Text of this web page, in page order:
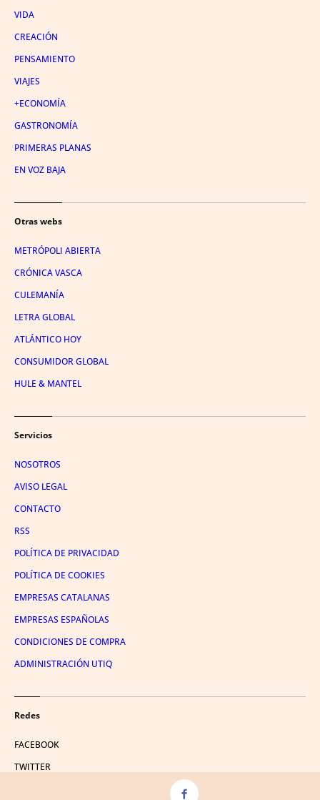
VIDA
CREACIÓN
PENSAMIENTO
VIAJES
+ECONOMÍA
GASTRONOMÍA
PRIMERAS PLANAS
EN VOZ BAJA
Otras webs
METRÓPOLI ABIERTA
CRÓNICA VASCA
CULEMANÍA
LETRA GLOBAL
ATLÁNTICO HOY
CONSUMIDOR GLOBAL
HULE & MANTEL
Servicios
NOSOTROS
AVISO LEGAL
CONTACTO
RSS
POLÍTICA DE PRIVACIDAD
POLÍTICA DE COOKIES
EMPRESAS CATALANAS
EMPRESAS ESPAÑOLAS
CONDICIONES DE COMPRA
ADMINISTRACIÓN UTIQ
Redes
FACEBOOK
TWITTER